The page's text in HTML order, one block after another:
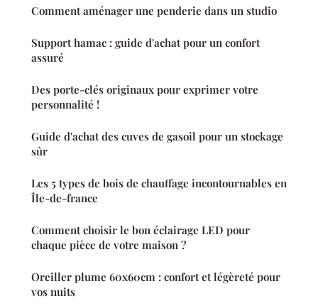
Comment aménager une penderie dans un studio
Support hamac : guide d'achat pour un confort
assuré
Des porte-clés originaux pour exprimer votre
personnalité !
Guide d'achat des cuves de gasoil pour un stockage
sûr
Les 5 types de bois de chauffage incontournables en
Île-de-france
Comment choisir le bon éclairage LED pour
chaque pièce de votre maison ?
Oreiller plume 60x60cm : confort et légèreté pour
vos nuits